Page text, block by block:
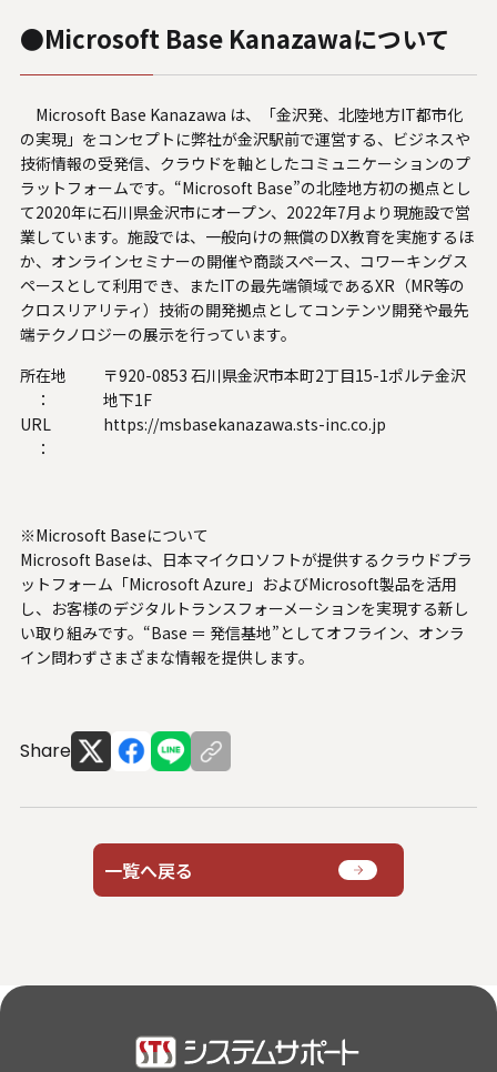
●Microsoft Base Kanazawaについて
Microsoft Base Kanazawa は、「金沢発、北陸地方IT都市化
の実現」をコンセプトに弊社が金沢駅前で運営する、ビジネスや
技術情報の受発信、クラウドを軸としたコミュニケーションのプ
ラットフォームです。“Microsoft Base”の北陸地方初の拠点とし
て2020年に石川県金沢市にオープン、2022年7月より現施設で営
業しています。施設では、一般向けの無償のDX教育を実施するほ
か、オンラインセミナーの開催や商談スペース、コワーキングス
ペースとして利用でき、またITの最先端領域であるXR（MR等の
クロスリアリティ）技術の開発拠点としてコンテンツ開発や最先
端テクノロジーの展示を行っています。
所在地
：
〒920-0853 石川県金沢市本町2丁目15-1ポルテ金沢
地下1F
URL
：
https://msbasekanazawa.sts-inc.co.jp
※Microsoft Baseについて
Microsoft Baseは、日本マイクロソフトが提供するクラウドプラ
ットフォーム「Microsoft Azure」およびMicrosoft製品を活用
し、お客様のデジタルトランスフォーメーションを実現する新し
い取り組みです。“Base ＝ 発信基地”としてオフライン、オンラ
イン問わずさまざまな情報を提供します。
Share
一覧へ戻る